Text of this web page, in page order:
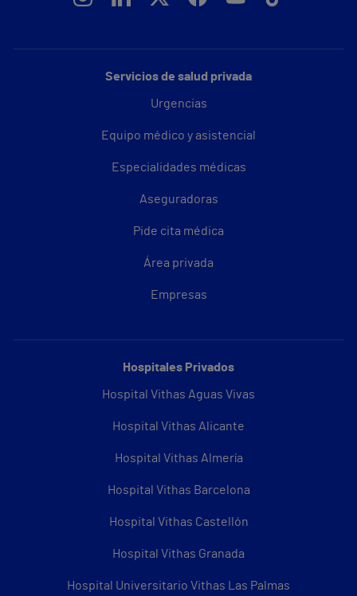
Servicios de salud privada
Urgencias
Equipo médico y asistencial
Especialidades médicas
Aseguradoras
Pide cita médica
Área privada
Empresas
Hospitales Privados
Hospital Vithas Aguas Vivas
Hospital Vithas Alicante
Hospital Vithas Almería
Hospital Vithas Barcelona
Hospital Vithas Castellón
Hospital Vithas Granada
Hospital Universitario Vithas Las Palmas